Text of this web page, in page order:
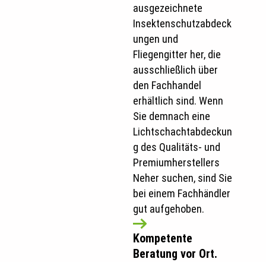
ausgezeichnete
Insektenschutzabdeck
ungen und
Fliegengitter her, die
ausschließlich über
den Fachhandel
erhältlich sind. Wenn
Sie demnach eine
Lichtschachtabdeckun
g des Qualitäts- und
Premiumherstellers
Neher suchen, sind Sie
bei einem Fachhändler
gut aufgehoben.
Kompetente
Beratung vor Ort.